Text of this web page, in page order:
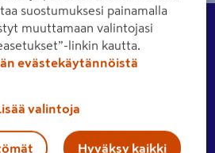
K-Raudassa.
tai lähetä yhteydenottopyyntö.
suostumuksesi painamalla
muuttamaan valintojasi
linkin kautta.
evästekäytännöistä
valintoja
Hyväksy kaikki